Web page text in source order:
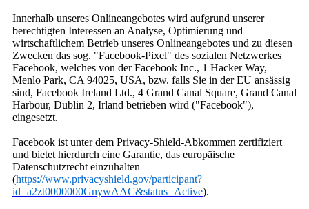
Innerhalb unseres Onlineangebotes wird aufgrund unserer
berechtigten Interessen an Analyse, Optimierung und
wirtschaftlichem Betrieb unseres Onlineangebotes und zu diesen
Zwecken das sog. "Facebook-Pixel" des sozialen Netzwerkes
Facebook, welches von der Facebook Inc., 1 Hacker Way,
Menlo Park, CA 94025, USA, bzw. falls Sie in der EU ansässig
sind, Facebook Ireland Ltd., 4 Grand Canal Square, Grand Canal
Harbour, Dublin 2, Irland betrieben wird ("Facebook"),
eingesetzt.
Facebook ist unter dem Privacy-Shield-Abkommen zertifiziert
und bietet hierdurch eine Garantie, das europäische
Datenschutzrecht einzuhalten
(https://www.privacyshield.gov/participant?
id=a2zt0000000GnywAAC&status=Active).